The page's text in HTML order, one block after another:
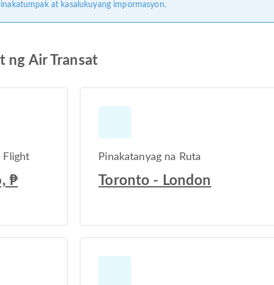
at kasalukuyang impormasyon.
ng Air Transat
Flight
₱
Pinakatanyag na Ruta
Toronto - London